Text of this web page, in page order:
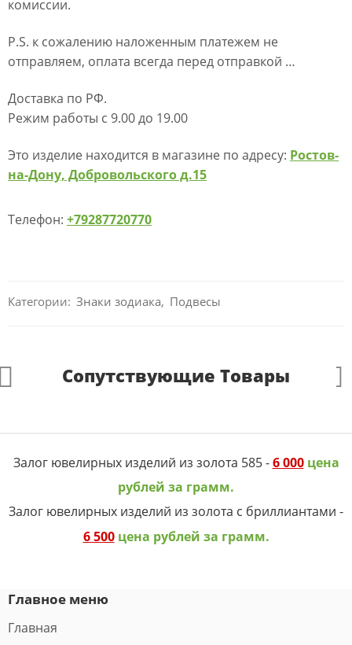
комиссии.
P.S. к сожалению наложенным платежем не
отправляем, оплата всегда перед отправкой …
Доставка по РФ.
Режим работы с 9.00 до 19.00
Это изделие находится в магазине по адресу: Ростов-
на-Дону, Добровольского д.15
Телефон: +79287720770
Категории: Знаки зодиака, Подвесы
Сопутствующие Товары
Залог ювелирных изделий из золота 585 -6 000цена
рублей за грамм.
Залог ювелирных изделий из золота с бриллиантами -
6 500цена рублей за грамм.
Главное меню
Главная